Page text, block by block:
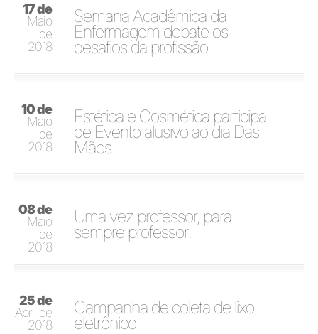
17 de
Maio
de
2018
Semana Acadêmica da
Enfermagem debate os
desafios da profissão
10 de
Maio
de
2018
Estética e Cosmética participa
de Evento alusivo ao dia Das
Mães
08 de
Maio
de
2018
Uma vez professor, para
sempre professor!
25 de
Abril de
2018
Campanha de coleta de lixo
eletrônico